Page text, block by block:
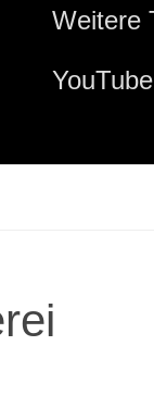
Weitere
YouTube